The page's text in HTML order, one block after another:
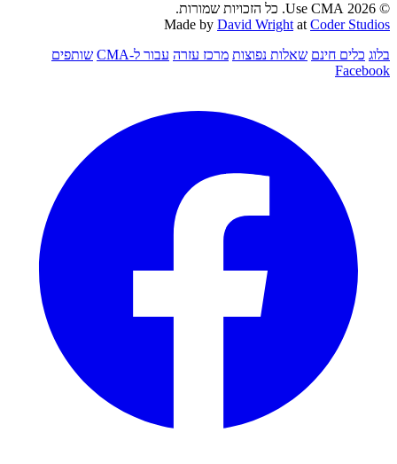
© 2026 Use CMA. כל הזכויות שמורות.
Made by David Wright at Coder Studios
בלוג כלים חינם שאלות נפוצות מרכז עזרה עבור ל-CMA
שותפים
Facebook